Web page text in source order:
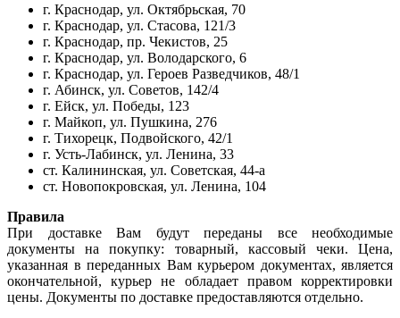
г. Краснодар, ул. Октябрьская, 70
г. Краснодар, ул. Стасова, 121/3
г. Краснодар, пр. Чекистов, 25
г. Краснодар, ул. Володарского, 6
г. Краснодар, ул. Героев Разведчиков, 48/1
г. Абинск, ул. Советов, 142/4
г. Ейск, ул. Победы, 123
г. Майкоп, ул. Пушкина, 276
г. Тихорецк, Подвойского, 42/1
г. Усть-Лабинск, ул. Ленина, 33
ст. Калининская, ул. Советская, 44-а
ст. Новопокровская, ул. Ленина, 104
Правила
При доставке Вам будут переданы все необходимые
документы на покупку: товарный, кассовый чеки. Цена,
указанная в переданных Вам курьером документах, является
окончательной, курьер не обладает правом корректировки
цены. Документы по доставке предоставляются отдельно.